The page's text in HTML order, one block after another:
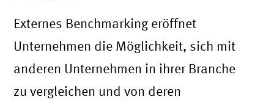
Externes Benchmarking eröffnet
Unternehmen die Möglichkeit, sich mit
anderen Unternehmen in ihrer Branche
zu vergleichen und von deren